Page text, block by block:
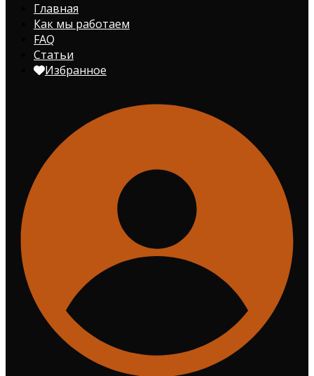
Главная
Как мы работаем
FAQ
Статьи
Избранное